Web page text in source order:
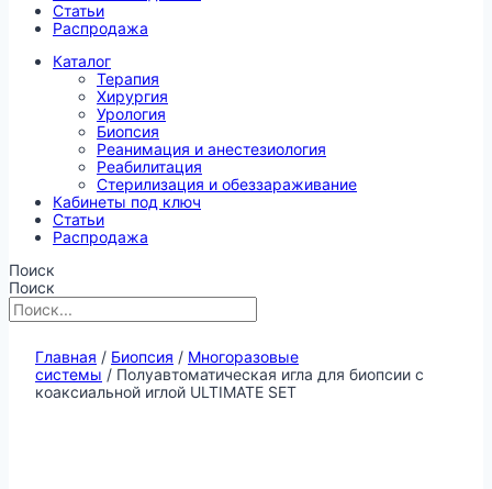
Статьи
Распродажа
Каталог
Терапия
Хирургия
Урология
Биопсия
Реанимация и анестезиология
Реабилитация
Стерилизация и обеззараживание
Кабинеты под ключ
Статьи
Распродажа
Поиск
Поиск
Главная / Биопсия / Многоразовые
системы / Полуавтоматическая игла для биопсии с
коаксиальной иглой ULTIMATE SET